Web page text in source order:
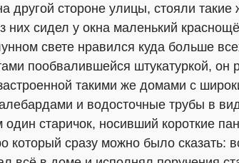
другой стороне улицы, стояли
них сидел у окна маленький
свете нравился куда больше
пообвалившейся штукатуркой,
такими же домами с
и водосточные трубы в
старичок, носивший короткие
который сразу можно было сказать: